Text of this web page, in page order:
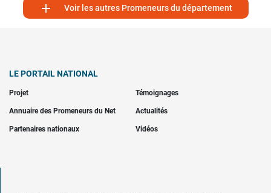
 Voir les autres Promeneurs du département
LE PORTAIL NATIONAL
Projet Témoignages
Annuaire des Promeneurs du Net Actualités
Partenaires nationaux Vidéos